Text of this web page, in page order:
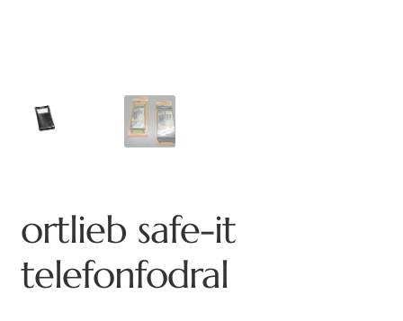
ortlieb safe-it
telefonfodral